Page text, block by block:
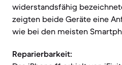
widerstandsfähig
zeigten beide Geräte eine
wie bei den meisten
Reparierbarkeit: